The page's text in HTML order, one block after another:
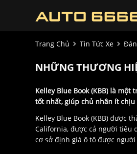
Trang Chủ Tin Tức Xe
NHỮNG THƯƠNG
Kelley Blue Book (KBB) là
tốt nhất, giúp chủ nhân ít
Kelley Blue Book (KBB) được
California, được cả người tiêu
cơ sở định giá ô tô được